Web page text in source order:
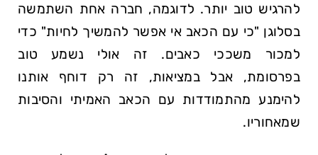
להרגיש טוב⁣ יותר. לדוגמה,‌ חברה ‌אחת השתמשה
בסלוגן "כי עם הכאב אי⁢ אפשר להמשיך לחיות" כדי
למכור משככי כאבים. זה אולי נשמע טוב⁢
בפרסומת, אבל במציאות, זה ‌רק דוחף אותנו
להימנע מהתמודדות עם הכאב האמיתי והסיבות
שמאחוריו.